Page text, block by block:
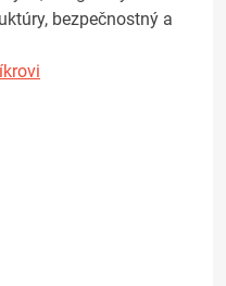
bezpečnostný a